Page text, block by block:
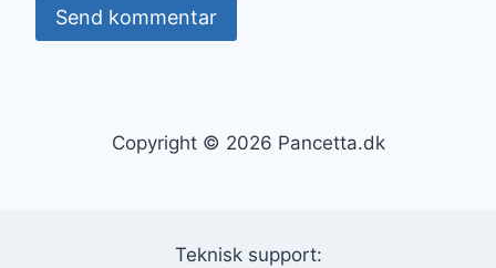
Copyright © 2026 Pancetta.dk
Teknisk support: